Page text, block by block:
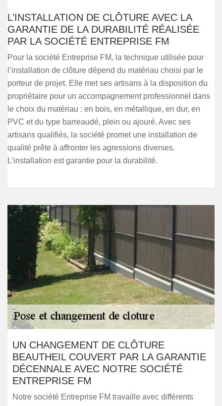
L’INSTALLATION DE CLÔTURE AVEC LA
GARANTIE DE LA DURABILITÉ RÉALISÉE
PAR LA SOCIÉTÉ ENTREPRISE FM
Pour la société Entreprise FM, la technique utilisée pour
l’installation de clôture dépend du matériau choisi par le
porteur de projet. Elle met ses artisans à la disposition du
propriétaire pour un accompagnement professionnel dans
le choix du matériau : en bois, en métallique, en dur, en
PVC et du type barreaudé, plein ou ajouré. Avec ses
artisans qualifiés, la société promet une installation de
qualité prête à affronter les agressions diverses.
L’installation est garantie pour la durabilité.
UN CHANGEMENT DE CLÔTURE
BEAUTHEIL COUVERT PAR LA GARANTIE
DÉCENNALE AVEC NOTRE SOCIÉTÉ
ENTREPRISE FM
Notre société Entreprise FM travaille avec différents